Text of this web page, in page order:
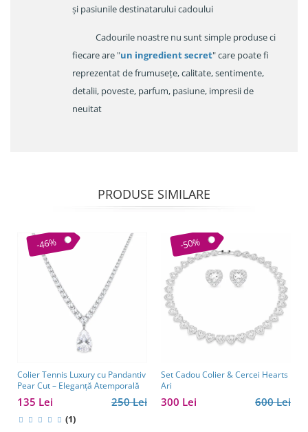
și pasiunile destinatarului cadoului
Cadourile noastre nu sunt simple produse ci
fiecare are "un ingredient secret" care poate fi
reprezentat de frumusețe, calitate, sentimente,
detalii, poveste, parfum, pasiune, impresii de
neuitat
PRODUSE SIMILARE
-46%
Colier Tennis Luxury cu Pandantiv
Pear Cut – Eleganță Atemporală
250 Lei
135 Lei
(1)
-50%
Set Cadou Colier & Cercei Hearts
Ari
600 Lei
300 Lei